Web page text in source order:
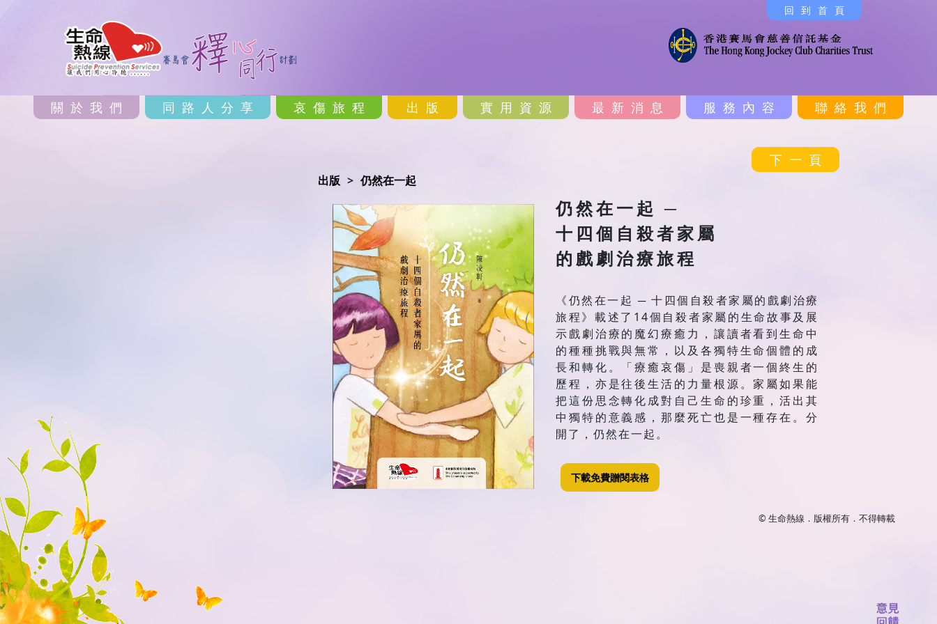
回到首頁
關於我們 同路人分享 哀傷旅程 出版 實用資源 最新消息 服務內容 聯絡我們
出版 仍然在一起
仍然在一起 ─
十四個自殺者家屬
的戲劇治療旅程
《仍然在一起 ─ 十四個自殺者家屬的戲劇治療
旅程》載述了14個自殺者家屬的生命故事及展
示戲劇治療的魔幻療癒力，讓讀者看到生命中
的種種挑戰與無常，以及各獨特生命個體的成
長和轉化。「療癒哀傷」是喪親者一個終生的
歷程，亦是往後生活的力量根源。家屬如果能
把這份思念轉化成對自己生命的珍重，活出其
中獨特的意義感，那麼死亡也是一種存在。分
開了，仍然在一起。
下載免費贈閱表格
下一頁
© 生命熱線．版權所有．不得轉載